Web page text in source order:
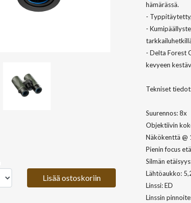
Lisää ostoskoriin
hämärässä.
-
-
- Delta Forest
kevyeen
Tekniset
Suurennos: 8x
Objektiivin
Näkökenttä @
Pienin focus
Silmän
Lähtöaukko:
Linssi: ED
Linssin